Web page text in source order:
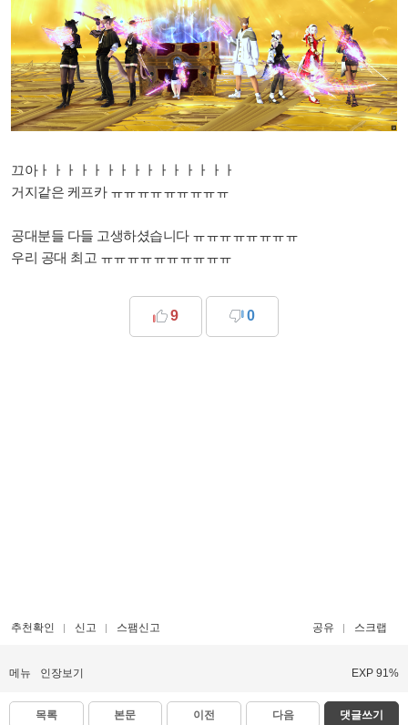
끄아ㅏㅏㅏㅏㅏㅏㅏㅏㅏㅏㅏㅏㅏㅏㅏ
거지같은 케프카 ㅠㅠㅠㅠㅠㅠㅠㅠㅠ
공대분들 다들 고생하셨습니다 ㅠㅠㅠㅠㅠㅠㅠㅠ
우리 공대 최고 ㅠㅠㅠㅠㅠㅠㅠㅠㅠㅠ
9 0
추천확인 신고 스팸신고 공유 스크랩
메뉴 인장보기 EXP 91%
목록 본문 이전 다음 댓글쓰기